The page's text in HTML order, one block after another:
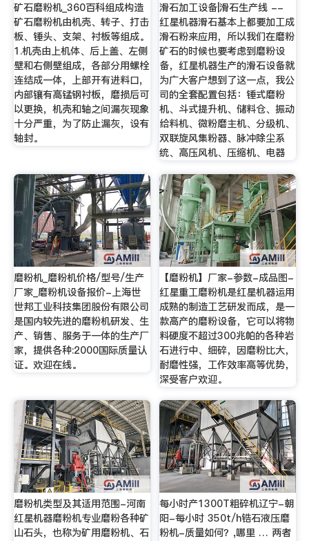
矿石磨粉机_360百科组成构造
矿石磨粉机由机壳、转子、打击
板、锤头、支架、衬板等组成。
1.机壳由上机体、后上盖、左侧
壁和右侧壁组成，各部分用螺栓
连结成一体，上部开有进料口,
内部镶有高锰钢衬板，磨损后可
以更换，机壳和轴之间漏灰现象
十分严重，为了防止漏灰，设有
轴封。
滑石加工设备|滑石生产线 --
红星机器滑石基本上都要加工成
滑石粉来应用，所以我们在磨粉
矿石的时候也要考虑到磨粉设
备，红星机器生产的滑石设备就
为广大客户想到了这一点，我公
司的全套配置包括：锤式磨粉
机、斗式提升机、储料仓、振动
给料机、微粉磨主机、分级机、
双联旋风集粉器、脉冲除尘系
统、高压风机、压缩机、电器
磨粉机_磨粉机价格/型号/生产
厂家_磨粉机设备报价-上海世
世邦工业科技集团股份有限公司
是国内较先进的磨粉机研发、生
产、销售、服务于一体的生产厂
家，提供各种:2000国际质量认
证。欢迎在线。
【磨粉机】厂家-参数-成品图-
红星重工磨粉机是红星机器运用
成熟的制造工艺研发而成，是一
款高产的磨粉设备，它可以将物
料硬度不超过300兆帕的各种岩
石进行中、细碎，因磨粉比大，
耐磨性强，工作效率高等优势，
深受客户欢迎。
磨粉机类型及其适用范围-河南
红星机器磨粉机专业磨粉各种矿
山石头，也称为矿用磨粉机、石
每小时产1300T粗碎机辽宁-朝
阳-每小时 350t/h锆石液压磨
粉机-质量如何？,哪里 … 两者